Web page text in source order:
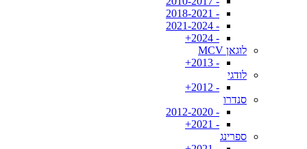
- 2018-2021
- 2021-2024
- 2024+
לוגאן MCV
- 2013+
לודגי
- 2012+
סנדרו
- 2012-2020
- 2021+
ספרינג